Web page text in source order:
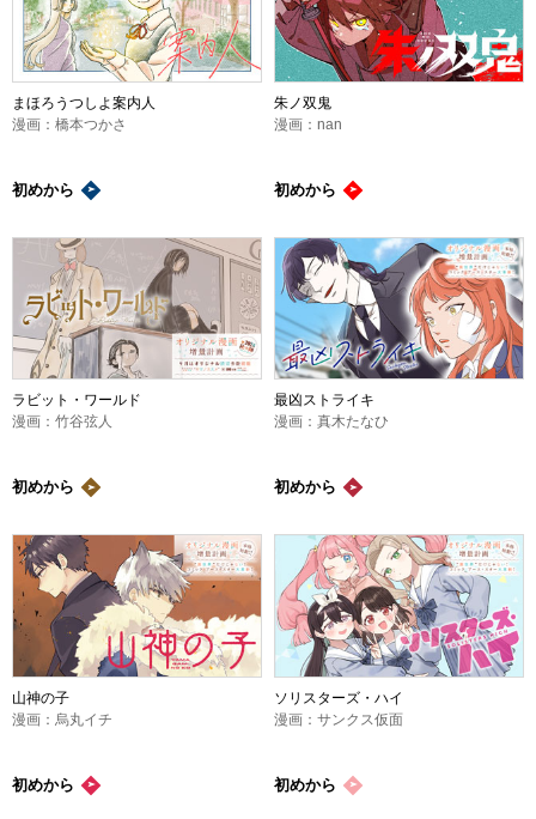
まほろうつしよ案内人
漫画：橋本つかさ
初めから
朱ノ双鬼
漫画：nan
初めから
ラビット・ワールド
漫画：竹谷弦人
初めから
最凶ストライキ
漫画：真木たなひ
初めから
山神の子
漫画：烏丸イチ
初めから
ソリスターズ・ハイ
漫画：サンクス仮面
初めから